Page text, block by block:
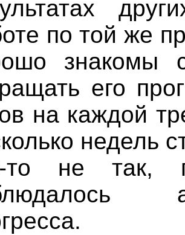
по той же
знакомы
его
на каждой
недель
то не так,